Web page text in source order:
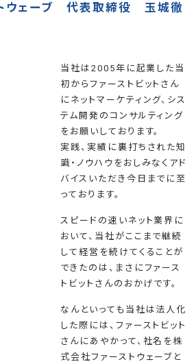
ウェーブ 代表取締役 玉城徹
当社は2005年に起業した当
初からファーストビットさん
にネットマーケティング、シス
テム開発のコンサルティング
をお願いしております。
実践、実績に裏打ちされた知
識・ノウハウをおしみなくアド
バイスいただき今日までに至
っております。
スピードの速いネット業界に
おいて、当社がここまで継続
して経営を続けてくることが
できたのは、まさにファース
トビットさんのおかげです。
なんといっても当社は法人化
した際には、ファーストビット
さんにあやかって、社名を株
式会社ファーストウェーブと